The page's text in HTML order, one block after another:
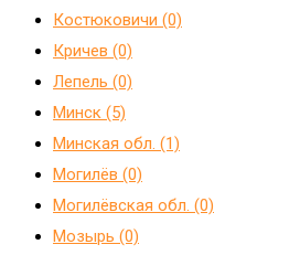
Костюковичи (0)
Кричев (0)
Лепель (0)
Минск (5)
Минская обл. (1)
Могилёв (0)
Могилёвская обл. (0)
Мозырь (0)